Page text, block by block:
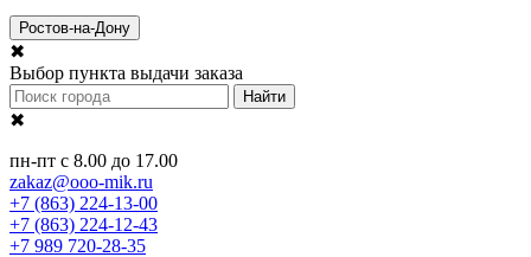
Ростов-на-Дону
✖
Выбор пункта выдачи заказа
Найти
✖
пн-пт с 8.00 до 17.00
zakaz@ooo-mik.ru
+7 (863) 224-13-00
+7 (863) 224-12-43
+7 989 720-28-35